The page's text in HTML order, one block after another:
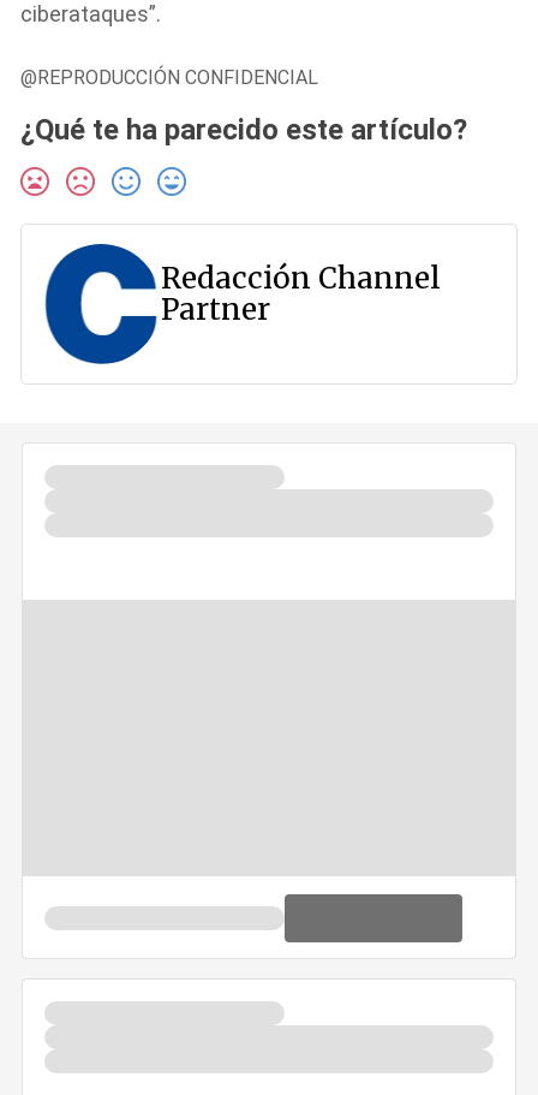
ciberataques”.
@REPRODUCCIÓN CONFIDENCIAL
¿Qué te ha parecido este artículo?
Redacción Channel
Partner